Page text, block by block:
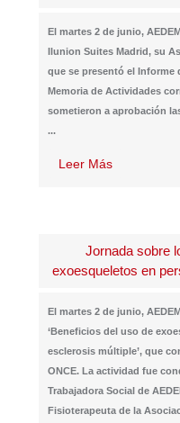
El martes 2 de junio,
Ilunion Suites Madrid, su
que se presentó el Informe
Memoria de Actividades
sometieron a aprobación
...
Leer Más
Jornada sobre
exoesqueletos en
El martes 2 de junio,
‘Beneficios del uso de
esclerosis múltiple’, que
ONCE. La actividad fue
Trabajadora Social de
Fisioterapeuta de la